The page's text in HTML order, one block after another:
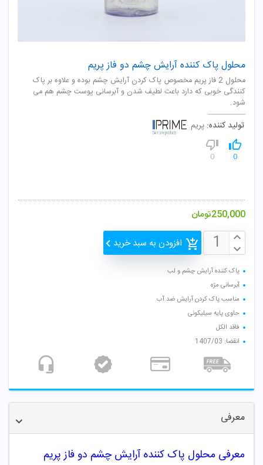
محلول پاک کننده آرایش چشم دو فاز پریم
محلول 2 فاز پریم مخصوص پاک کردن آرایش چشم بوده و علاوه بر پاک
کنندگی خوبی که دارد باعث لطیف شدن و آبرسانی پوست چشم هم می
شود.
تولید کننده: پریم
0
0
250,000تومان
افزودن به سبد خرید
پاک کننده آرایش چشم و لب
آبرسانی مژه
مناسب پاک کردن آرایش ضد آب
حاوی پایه سیلیکونی
فاقد الکل
انقضا: 1407/03
معرفی
معرفی محلول پاک کننده آرایش چشم دو فاز پریم